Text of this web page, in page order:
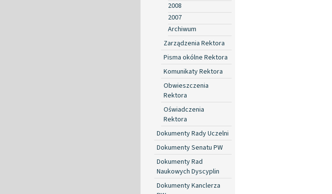
2008
2007
Archiwum
Zarządzenia Rektora
Pisma okólne Rektora
Komunikaty Rektora
Obwieszczenia
Rektora
Oświadczenia
Rektora
Dokumenty Rady Uczelni
Dokumenty Senatu PW
Dokumenty Rad
Naukowych Dyscyplin
Dokumenty Kanclerza